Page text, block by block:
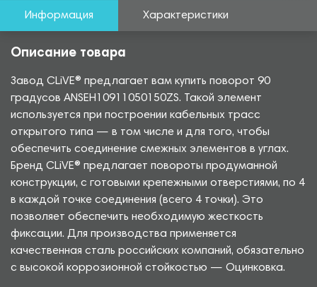
Информация Характеристики
Описание товара
Завод CLiVE® предлагает вам купить поворот 90
градусов ANSEH10911050150ZS. Такой элемент
используется при построении кабельных трасс
открытого типа — в том числе и для того, чтобы
обеспечить соединение смежных элементов в углах.
Бренд CLiVE® предлагает повороты продуманной
конструкции, с готовыми крепежными отверстиями, по 4
в каждой точке соединения (всего 4 точки). Это
позволяет обеспечить необходимую жесткость
фиксации. Для производства применяется
качественная сталь российских компаний, обязательно
с высокой коррозионной стойкостью — Оцинковка.